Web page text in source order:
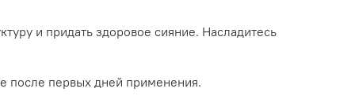
и придать здоровое сияние. Насладитесь
после первых дней применения.